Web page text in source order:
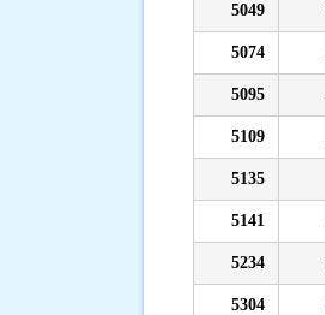
5049
5074
5095
5109
5135
5141
5234
5304